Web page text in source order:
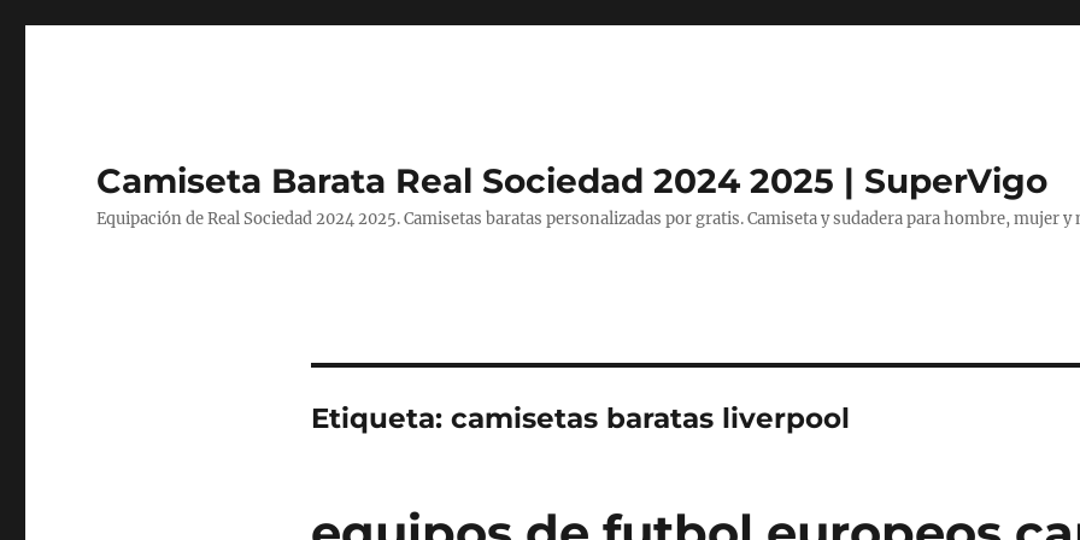
Camiseta Barata Real Sociedad 2024 2025 | SuperVigo
Equipación de Real Sociedad 2024 2025. Camisetas baratas personalizadas por gratis. Camiseta y sudadera para hombre, mujer y
Etiqueta: camisetas baratas liverpool